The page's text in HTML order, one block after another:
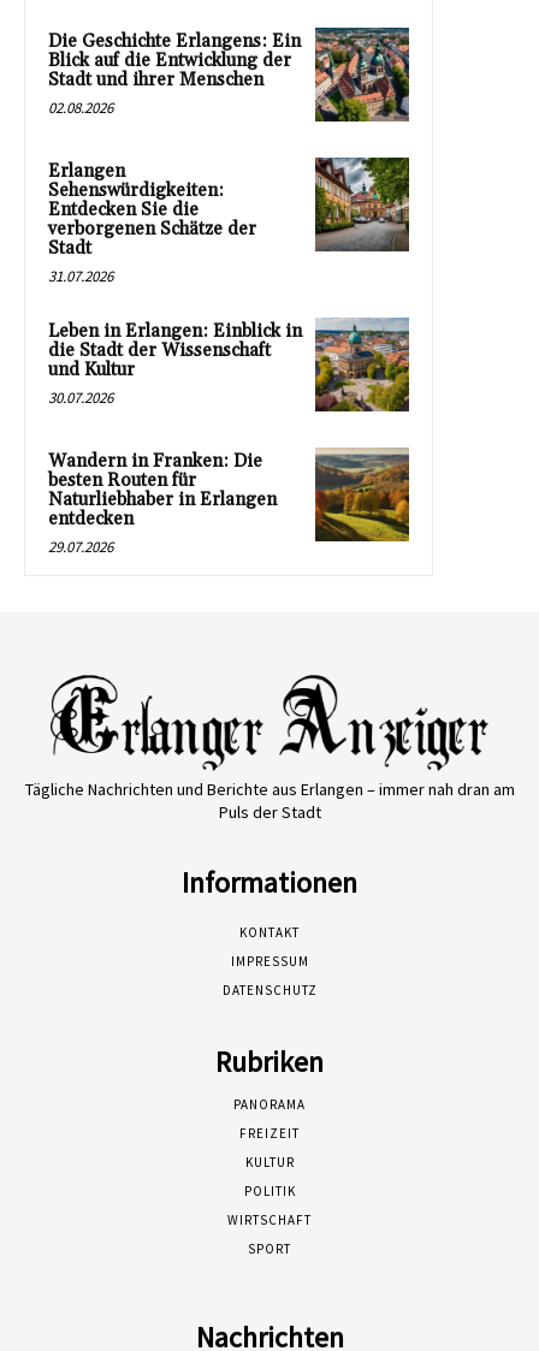
Die Geschichte Erlangens: Ein
Blick auf die Entwicklung der
Stadt und ihrer Menschen
02.08.2026
Erlangen
Sehenswürdigkeiten:
Entdecken Sie die
verborgenen Schätze der
Stadt
31.07.2026
Leben in Erlangen: Einblick in
die Stadt der Wissenschaft
und Kultur
30.07.2026
Wandern in Franken: Die
besten Routen für
Naturliebhaber in Erlangen
entdecken
29.07.2026
Tägliche Nachrichten und Berichte aus Erlangen – immer nah dran am
Puls der Stadt
Informationen
KONTAKT
IMPRESSUM
DATENSCHUTZ
Rubriken
PANORAMA
FREIZEIT
KULTUR
POLITIK
WIRTSCHAFT
SPORT
Nachrichten